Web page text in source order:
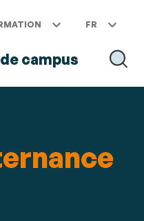
FR
campus